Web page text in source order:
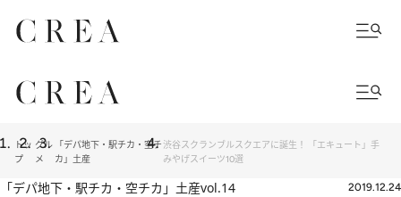
トッ
プ
グル
メ
「デパ地下・駅チカ・空チ
カ」土産
渋谷スクランブルスクエアに誕生！ 「エキュート」手
みやげスイーツ10選
「デパ地下・駅チカ・空チカ」土産vol.14 2019.12.24